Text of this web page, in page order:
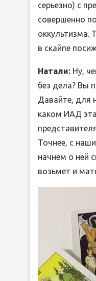
серьезно) с
совершенно
оккультизма.
в скайпе
Натали: Ну,
без дела? Вы
Давайте, для
каком ИАД
Точнее, с
начнем о ней
возьмет и